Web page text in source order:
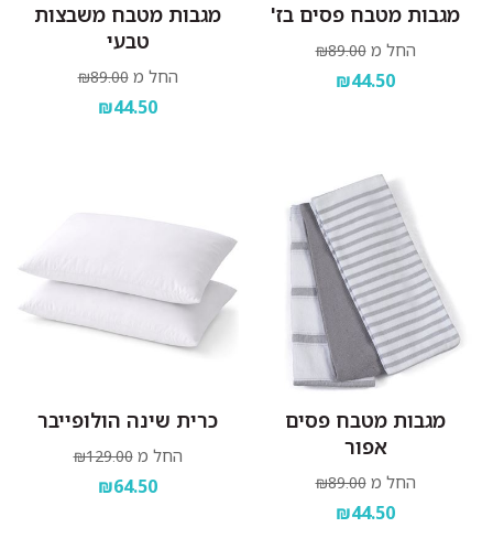
מגבות מטבח פסים בז'
החל מ ₪89.00
₪44.50
מגבות מטבח משבצות
טבעי
החל מ ₪89.00
₪44.50
מגבות מטבח פסים
אפור
החל מ ₪89.00
₪44.50
כרית שינה הולופייבר
החל מ ₪129.00
₪64.50